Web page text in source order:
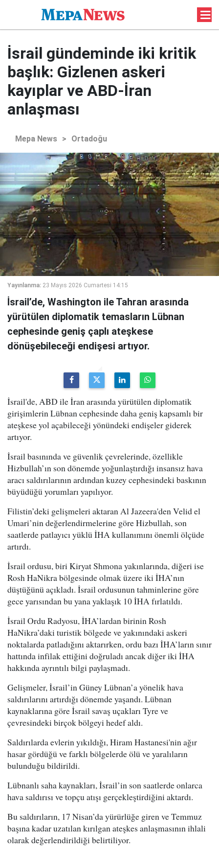
İsrail gündeminde iki kritik
başlık: Gizlenen askeri
kayıplar ve ABD-İran
anlaşması
Mepa News > Ortadoğu
Yayınlanma: 23 Mayıs 2026 Cumartesi 14:15
İsrail’de, Washington ile Tahran arasında
yürütülen diplomatik temasların Lübnan
cephesinde geniş çaplı ateşkese
dönüşebileceği endişesi artıyor.
İsrail'de, ABD ile İran arasında yürütülen diplomatik
girişimlerin Lübnan cephesinde daha geniş kapsamlı bir
ateşkese yol açabileceği yönündeki endişeler giderek
artıyor.
İsrail basınında ve güvenlik çevrelerinde, özellikle
Hizbullah’ın son dönemde yoğunlaştırdığı insansız hava
aracı saldırılarının ardından kuzey cephesindeki baskının
büyüdüğü yorumları yapılıyor.
Filistin’deki gelişmeleri aktaran Al Jazeera'den Velid el
Umari’nin değerlendirmelerine göre Hizbullah, son
saatlerde patlayıcı yüklü İHA kullanımını önemli ölçüde
artırdı.
İsrail ordusu, biri Kiryat Shmona yakınlarında, diğeri ise
Rosh HaNikra bölgesinde olmak üzere iki İHA’nın
düştüğünü açıkladı. İsrail ordusunun tahminlerine göre
gece yarısından bu yana yaklaşık 10 İHA fırlatıldı.
İsrail Ordu Radyosu, İHA’lardan birinin Rosh
HaNikra’daki turistik bölgede ve yakınındaki askeri
noktalarda patladığını aktarırken, ordu bazı İHA’ların sınır
hattında infilak ettiğini doğruladı ancak diğer iki İHA
hakkında ayrıntılı bilgi paylaşmadı.
Gelişmeler, İsrail’in Güney Lübnan’a yönelik hava
saldırılarını artırdığı dönemde yaşandı. Lübnan
kaynaklarına göre İsrail savaş uçakları Tyre ve
çevresindeki birçok bölgeyi hedef aldı.
Saldırılarda evlerin yıkıldığı, Hiram Hastanesi'nin ağır
hasar gördüğü ve farklı bölgelerde ölü ve yaralıların
bulunduğu bildirildi.
Lübnanlı saha kaynakları, İsrail’in son saatlerde onlarca
hava saldırısı ve topçu atışı gerçekleştirdiğini aktardı.
Bu saldırıların, 17 Nisan’da yürürlüğe giren ve Temmuz
başına kadar uzatılan kırılgan ateşkes anlaşmasının ihlali
olarak değerlendirildiği belirtiliyor.